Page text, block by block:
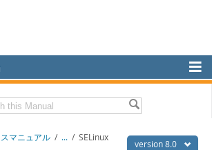
version 8.0
マニュアル / ... / SELinux